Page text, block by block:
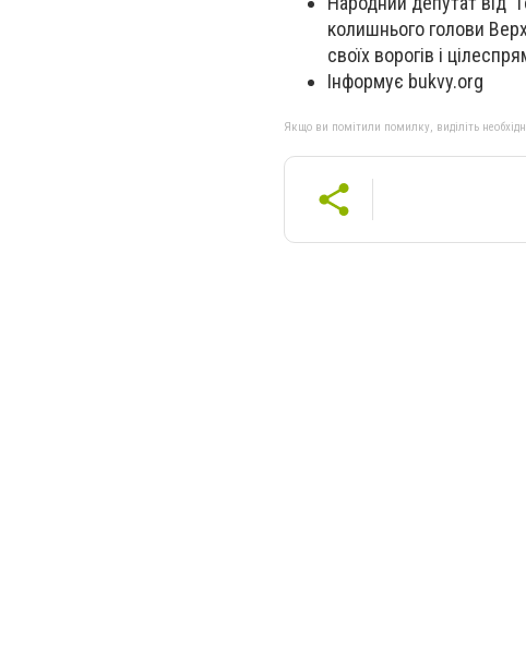
колишнього голови
своїх ворогів і
Інформує bukvy.org
Якщо ви помітили помилку, виділіть